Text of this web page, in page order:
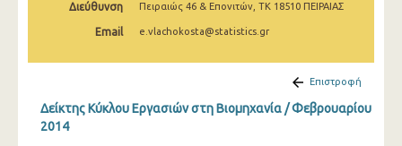
Φεβρουαρίου 2025
Νοεμβρίου 2024
Διεύθυνση
Πειραιώς 46 & Επονιτών, ΤΚ 18510 ΠΕΙΡΑΙΑΣ
Email e.vlachokosta@statistics.gr
Επιστροφή
Δείκτης Κύκλου Εργασιών στη Βιομηχανία / Φεβρουαρίου
2014